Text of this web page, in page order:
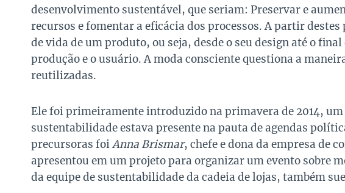
desenvolvimento sustentável, que seriam: Preservar e
recursos e fomentar a eficácia dos processos. A partir
de vida de um produto, ou seja, desde o seu design até o
produção e o usuário. A moda consciente questiona a
reutilizadas.
Ele foi primeiramente introduzido na primavera de 2014, um
sustentabilidade estava presente na pauta de agendas
precursoras foiAnna Brismar, chefe e dona da empresa de
apresentou em um projeto para organizar um evento sobre
da equipe de sustentabilidade da cadeia de lojas, também